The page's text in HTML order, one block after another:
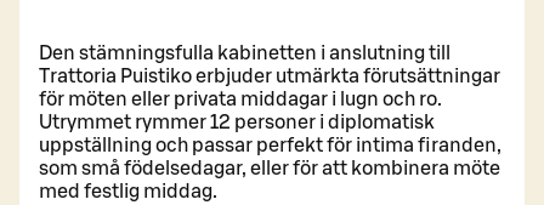
Den stämningsfulla kabinetten i anslutning till
Trattoria Puistiko erbjuder utmärkta förutsättningar
för möten eller privata middagar i lugn och ro.
Utrymmet rymmer 12 personer i diplomatisk
uppställning och passar perfekt för intima firanden,
som små födelsedagar, eller för att kombinera möte
med festlig middag.